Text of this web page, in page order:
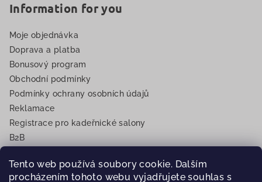
Tento web používá soubory cookie. Dalším
procházením tohoto webu vyjadřujete souhlas s
Information for you
Moje objednávka
Doprava a platba
Bonusový program
Obchodní podmínky
Podmínky ochrany osobních údajů
Reklamace
Registrace pro kadeřnické salony
B2B